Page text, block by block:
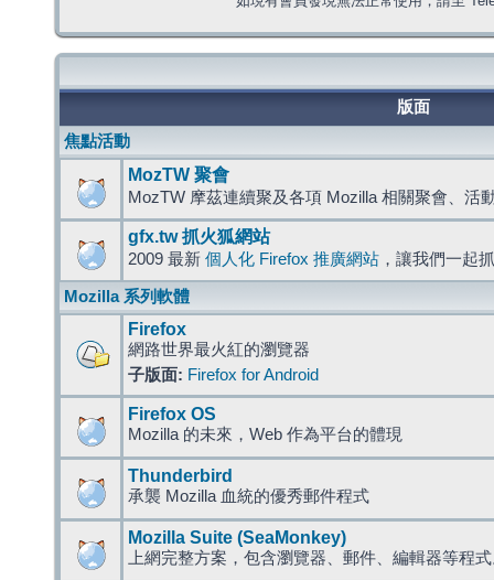
版面
焦點活動
MozTW 聚會
MozTW 摩茲連續聚及各項 Mozilla 相關聚會、活
gfx.tw 抓火狐網站
2009 最新 個人化 Firefox 推廣網站 ，讓我們一起
Mozilla 系列軟體
Firefox
網路世界最火紅的瀏覽器
子版面: Firefox for Android
Firefox OS
Mozilla 的未來，Web 作為平台的體現
Thunderbird
承襲 Mozilla 血統的優秀郵件程式
Mozilla Suite (SeaMonkey)
上網完整方案，包含瀏覽器、郵件、編輯器等程